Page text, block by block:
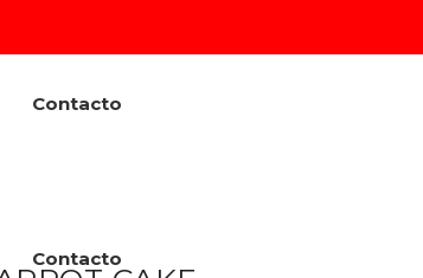
Contacto
Contacto